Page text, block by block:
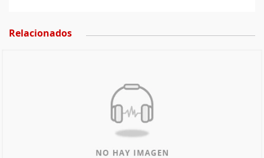
Relacionados